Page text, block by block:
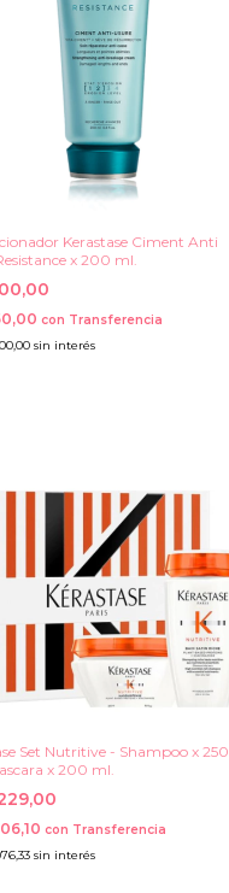
Kerastase Ciment Anti
x 200 ml.
con Transferencia
sin interés
Set Nutritive - Shampoo x 250
x 200 ml.
con Transferencia
sin interés